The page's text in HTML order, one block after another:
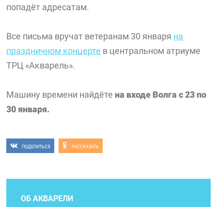
попадёт адресатам.
Все письма вручат ветеранам 30 января на
праздничном концерте в центральном атриуме
ТРЦ «Акварель».
Машину времени найдёте на входе Волга с 23 по
30 января.
ПОДЕЛИТЬСЯ РАССКАЗАТЬ
ОБ АКВАРЕЛИ